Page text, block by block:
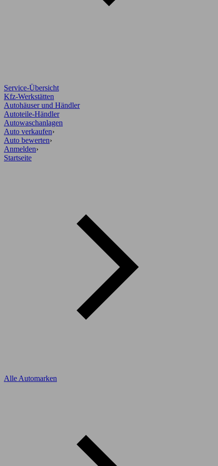
Service-Übersicht
Kfz-Werkstätten
Autohäuser und Händler
Autoteile-Händler
Autowaschanlagen
Auto verkaufen›
Auto bewerten›
Anmelden›
Startseite
Alle Automarken